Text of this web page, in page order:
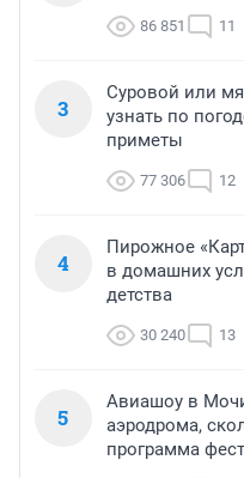
86 851 11
3
Суровой или
узнать по
приметы
77 306 12
4
Пирожное
в домашних
детства
30 240 13
5
Авиашоу в
аэродрома,
программа